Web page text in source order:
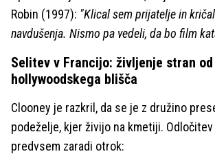
Robin (1997): "Klical sem prijatelje in
navdušenja. Nismo pa vedeli, da bo film
Selitev v Francijo: življenje stran od
hollywoodskega blišča
Clooney je razkril, da se je z družino
podeželje, kjer živijo na kmetiji.
predvsem zaradi otrok: